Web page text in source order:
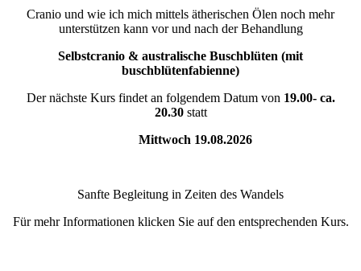
Cranio und wie ich mich mittels ätherischen Ölen noch mehr
unterstützen kann vor und nach der Behandlung
Selbstcranio & australische Buschblüten (mit
buschblütenfabienne)
Der nächste Kurs findet an folgendem Datum von 19.00- ca.
20.30statt
Mittwoch 19.08.2026
Sanfte Begleitung in Zeiten des Wandels
Für mehr Informationen klicken Sie auf den entsprechenden Kurs.